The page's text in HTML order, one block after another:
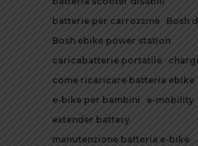
batterie per carrozzine
Bosh
Bosh ebike power station
caricabatterie portatile
come ricaricare batteria ebike
e-bike per bambini
e-mobility
extender battery
manutenzione batteria e-bike